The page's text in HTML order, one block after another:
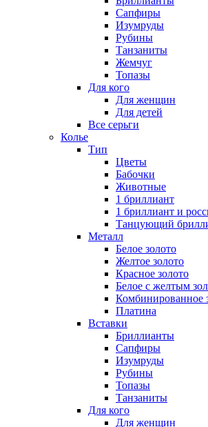
Сапфиры
Изумруды
Рубины
Танзаниты
Жемчуг
Топазы
Для кого
Для женщин
Для детей
Все серьги
Колье
Тип
Цветы
Бабочки
Животные
1 бриллиант
1 бриллиант и
Танцующий
Металл
Белое золото
Желтое золото
Красное золото
Белое с желтым
Комбинированное
Платина
Вставки
Бриллианты
Сапфиры
Изумруды
Рубины
Топазы
Танзаниты
Для кого
Для женщин